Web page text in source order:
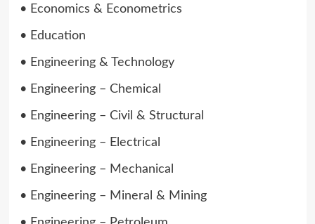
• Economics & Econometrics
• Education
• Engineering & Technology
• Engineering – Chemical
• Engineering – Civil & Structural
• Engineering – Electrical
• Engineering – Mechanical
• Engineering – Mineral & Mining